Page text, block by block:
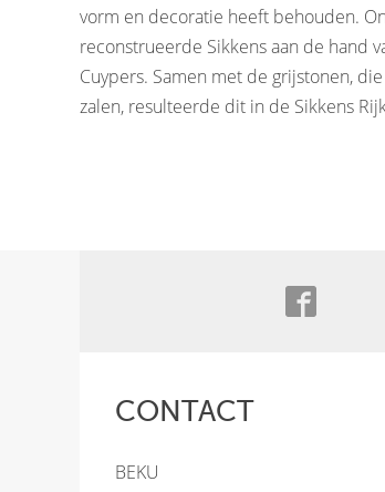
vorm en decoratie heeft behouden.
reconstrueerde Sikkens aan de hand
Cuypers. Samen met de grijstonen,
zalen, resulteerde dit in de Sikkens
CONTACT
BEKU